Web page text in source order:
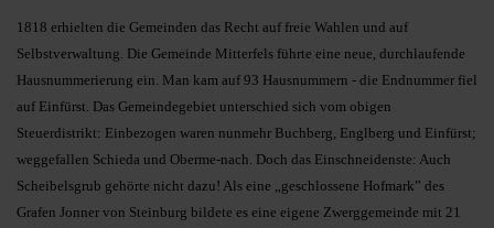
1818 erhielten die Gemeinden das Recht auf freie Wahlen und auf
Selbstverwaltung. Die Gemeinde Mitterfels führte eine neue, durchlaufende
Hausnummerierung ein. Man kam auf 93 Hausnummern - die Endnummer fiel
auf Einfürst. Das Gemeindegebiet unterschied sich vom obigen
Steuerdistrikt: Einbezogen waren nunmehr Buchberg, Englberg und Einfürst;
weggefallen Schieda und Oberme-nach. Doch das Einschneidenste: Auch
Scheibelsgrub gehörte nicht dazu! Als eine „geschlossene Hofmark” des
Grafen Jonner von Steinburg bildete es eine eigene Zwerggemeinde mit 21